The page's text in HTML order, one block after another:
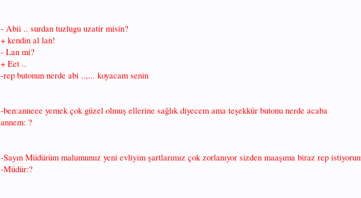
- Abii .. surdan tuzlugu uzatir misin?
+ kendin al lan!
- Lan mi?
+ Eet ..
-rep butonun nerde abi ..,... koyacam senin
-ben:anneee yemek çok güzel olmuş ellerine sağlık diyecem ama teşekkür butonu nerde acaba
annem: ?
-Sayın Müdürüm malumunuz yeni evliyim şartlarımız çok zorlanıyor sizden maaşıma biraz rep
-Müdür:?